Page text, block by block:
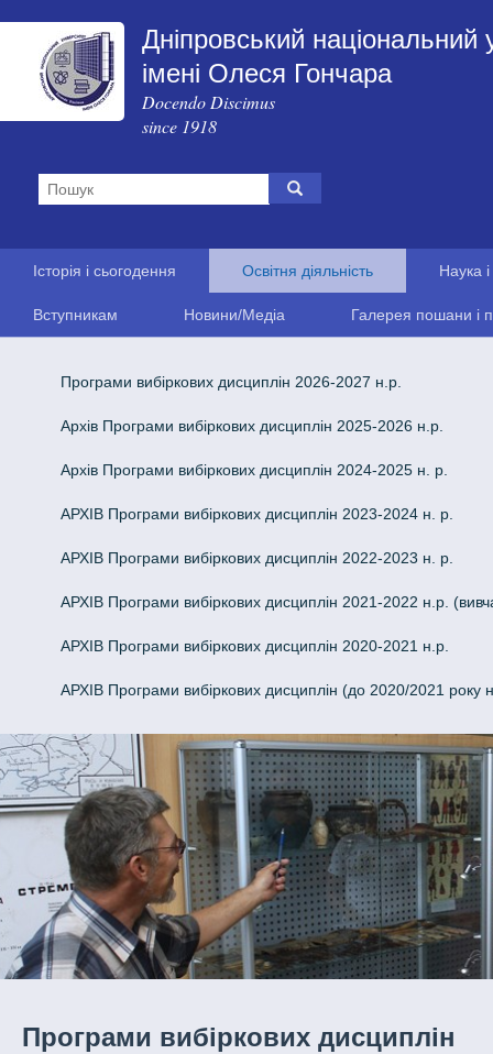
Дніпровський національний
імені Олеся Гончара
Docendo Discimus
since 1918
Історія і сьогодення Освітня діяльність Наука
Вступникам Новини/Медіа Галерея пошани і
Програми вибіркових дисциплін 2026-2027 н.р.
Архів Програми вибіркових дисциплін 2025-2026 н.р.
Архів Програми вибіркових дисциплін 2024-2025 н. р.
АРХІВ Програми вибіркових дисциплін 2023-2024 н. р.
АРХІВ Програми вибіркових дисциплін 2022-2023 н. р.
АРХІВ Програми вибіркових дисциплін 2021-2022 н.р.
АРХІВ Програми вибіркових дисциплін 2020-2021 н.р.
АРХІВ Програми вибіркових дисциплін (до 2020/2021 року
Програми вибіркових дисциплін